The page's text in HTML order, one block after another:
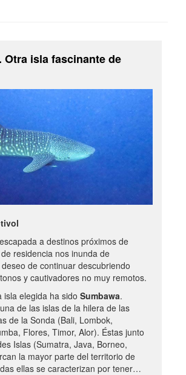
Otra isla fascinante de
a destinos próximos de
residencia nos inunda de
de continuar descubriendo
y cautivadores no muy remotos.
elegida ha sido Sumbawa.
de las islas de la hilera de las
de la Sonda (Bali, Lombok,
Flores, Timor, Alor). Éstas junto
Islas (Sumatra, Java, Borneo,
la mayor parte del territorio de
ellas se caracterizan por tener…